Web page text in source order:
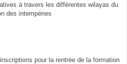
à travers les différentes wilayas du
des intempéries
pour la rentrée de la formation